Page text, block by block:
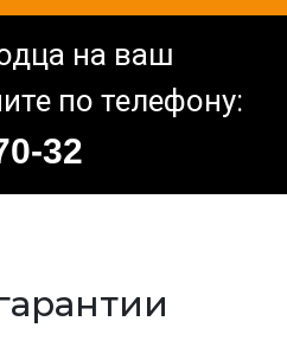
на ваш
по телефону:
32